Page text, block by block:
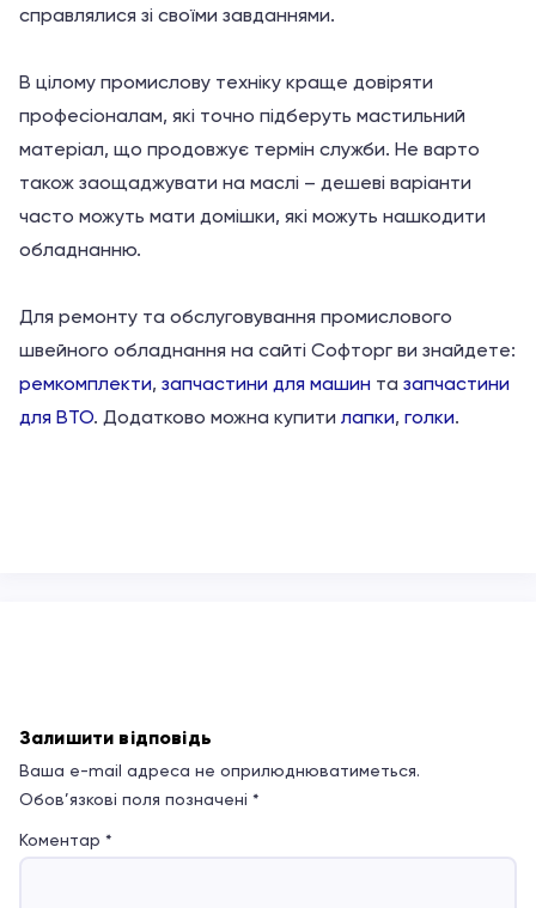
справлялися зі своїми завданнями.
В цілому промислову техніку краще довіряти
професіоналам, які точно підберуть мастильний
матеріал, що продовжує термін служби. Не варто
також заощаджувати на маслі – дешеві варіанти
часто можуть мати домішки, які можуть нашкодити
обладнанню.
Для ремонту та обслуговування промислового
швейного обладнання на сайті Софторг ви знайдете:
ремкомплекти, запчастини для машин та запчастини
для ВТО. Додатково можна купити лапки, голки.
Залишити відповідь
Ваша e-mail адреса не оприлюднюватиметься.
Обов’язкові поля позначені *
Коментар *